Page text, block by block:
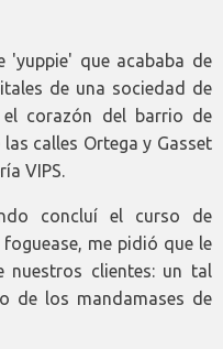
'yuppie' que acababa de
de una sociedad de
corazón del barrio de
calles Ortega y Gasset
VIPS.
concluí el curso de
me pidió que le
nuestros clientes: un tal
de los mandamases de